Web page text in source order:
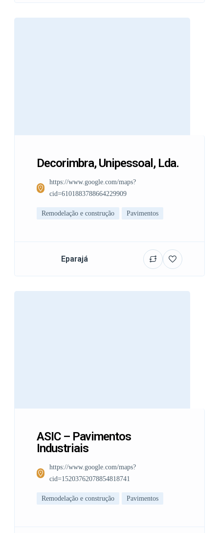
Decorimbra, Unipessoal, Lda.
https://www.google.com/maps?
cid=6101883788664229909
Remodelação e construção Pavimentos
Eparajá
ASIC – Pavimentos
Industriais
https://www.google.com/maps?
cid=15203762078854818741
Remodelação e construção Pavimentos